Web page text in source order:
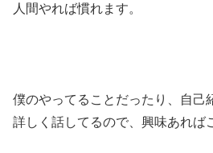
人間やれば慣れます。
僕のやってることだったり、自己
詳しく話してるので、興味あれば